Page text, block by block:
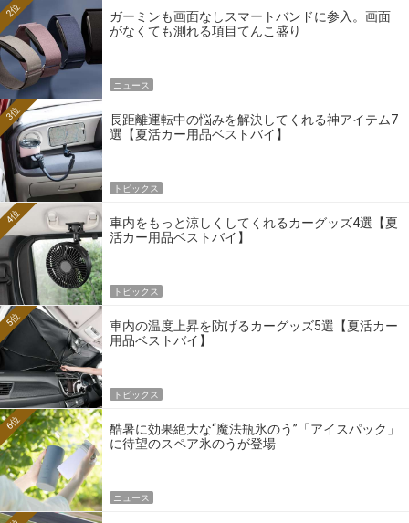
ガーミンも画面なしスマートバンドに参入。画面
がなくても測れる項目てんこ盛り
2位
ニュース
長距離運転中の悩みを解決してくれる神アイテム7
選【夏活カー用品ベストバイ】
3位
トピックス
車内をもっと涼しくしてくれるカーグッズ4選【夏
活カー用品ベストバイ】
4位
トピックス
車内の温度上昇を防げるカーグッズ5選【夏活カー
用品ベストバイ】
5位
トピックス
酷暑に効果絶大な“魔法瓶氷のう”「アイスパック」
に待望のスペア氷のうが登場
6位
ニュース